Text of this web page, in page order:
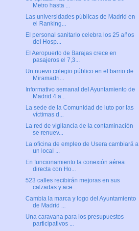
Metro hasta ...
Las universidades públicas de Madrid en
el Ranking...
El personal sanitario celebra los 25 años
del Hosp...
El Aeropuerto de Barajas crece en
pasajeros el 7,3...
Un nuevo colegio público en el barrio de
Miramadri...
Informativo semanal del Ayuntamiento de
Madrid 4 a...
La sede de la Comunidad de luto por las
víctimas d...
La red de vigilancia de la contaminación
se renuev...
La oficina de empleo de Usera cambiará a
un local ...
En funcionamiento la conexión aérea
directa con Ho...
523 calles recibirán mejoras en sus
calzadas y ace...
Cambia la marca y logo del Ayuntamiento
de Madrid ...
Una caravana para los presupuestos
participativos ...